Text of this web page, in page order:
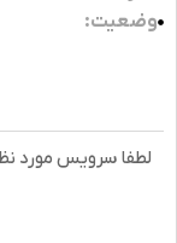
وضعیت:
لطفا سرویس مورد